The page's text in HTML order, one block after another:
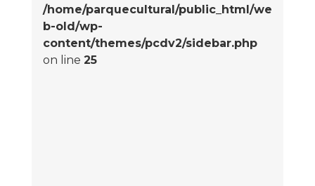
/home/parquecultural/public_html/we
b-old/wp-
content/themes/pcdv2/sidebar.php
on line 25